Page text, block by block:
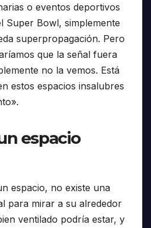
o eventos deportivos
Super Bowl, simplemente
superpropagación. Pero
que la señal fuera
no la vemos. Está
estos espacios insalubres
espacio
espacio, no existe una
para mirar a su alrededor
ventilado podría estar, y